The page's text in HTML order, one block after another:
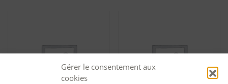
Gérer le consentement aux
cookies